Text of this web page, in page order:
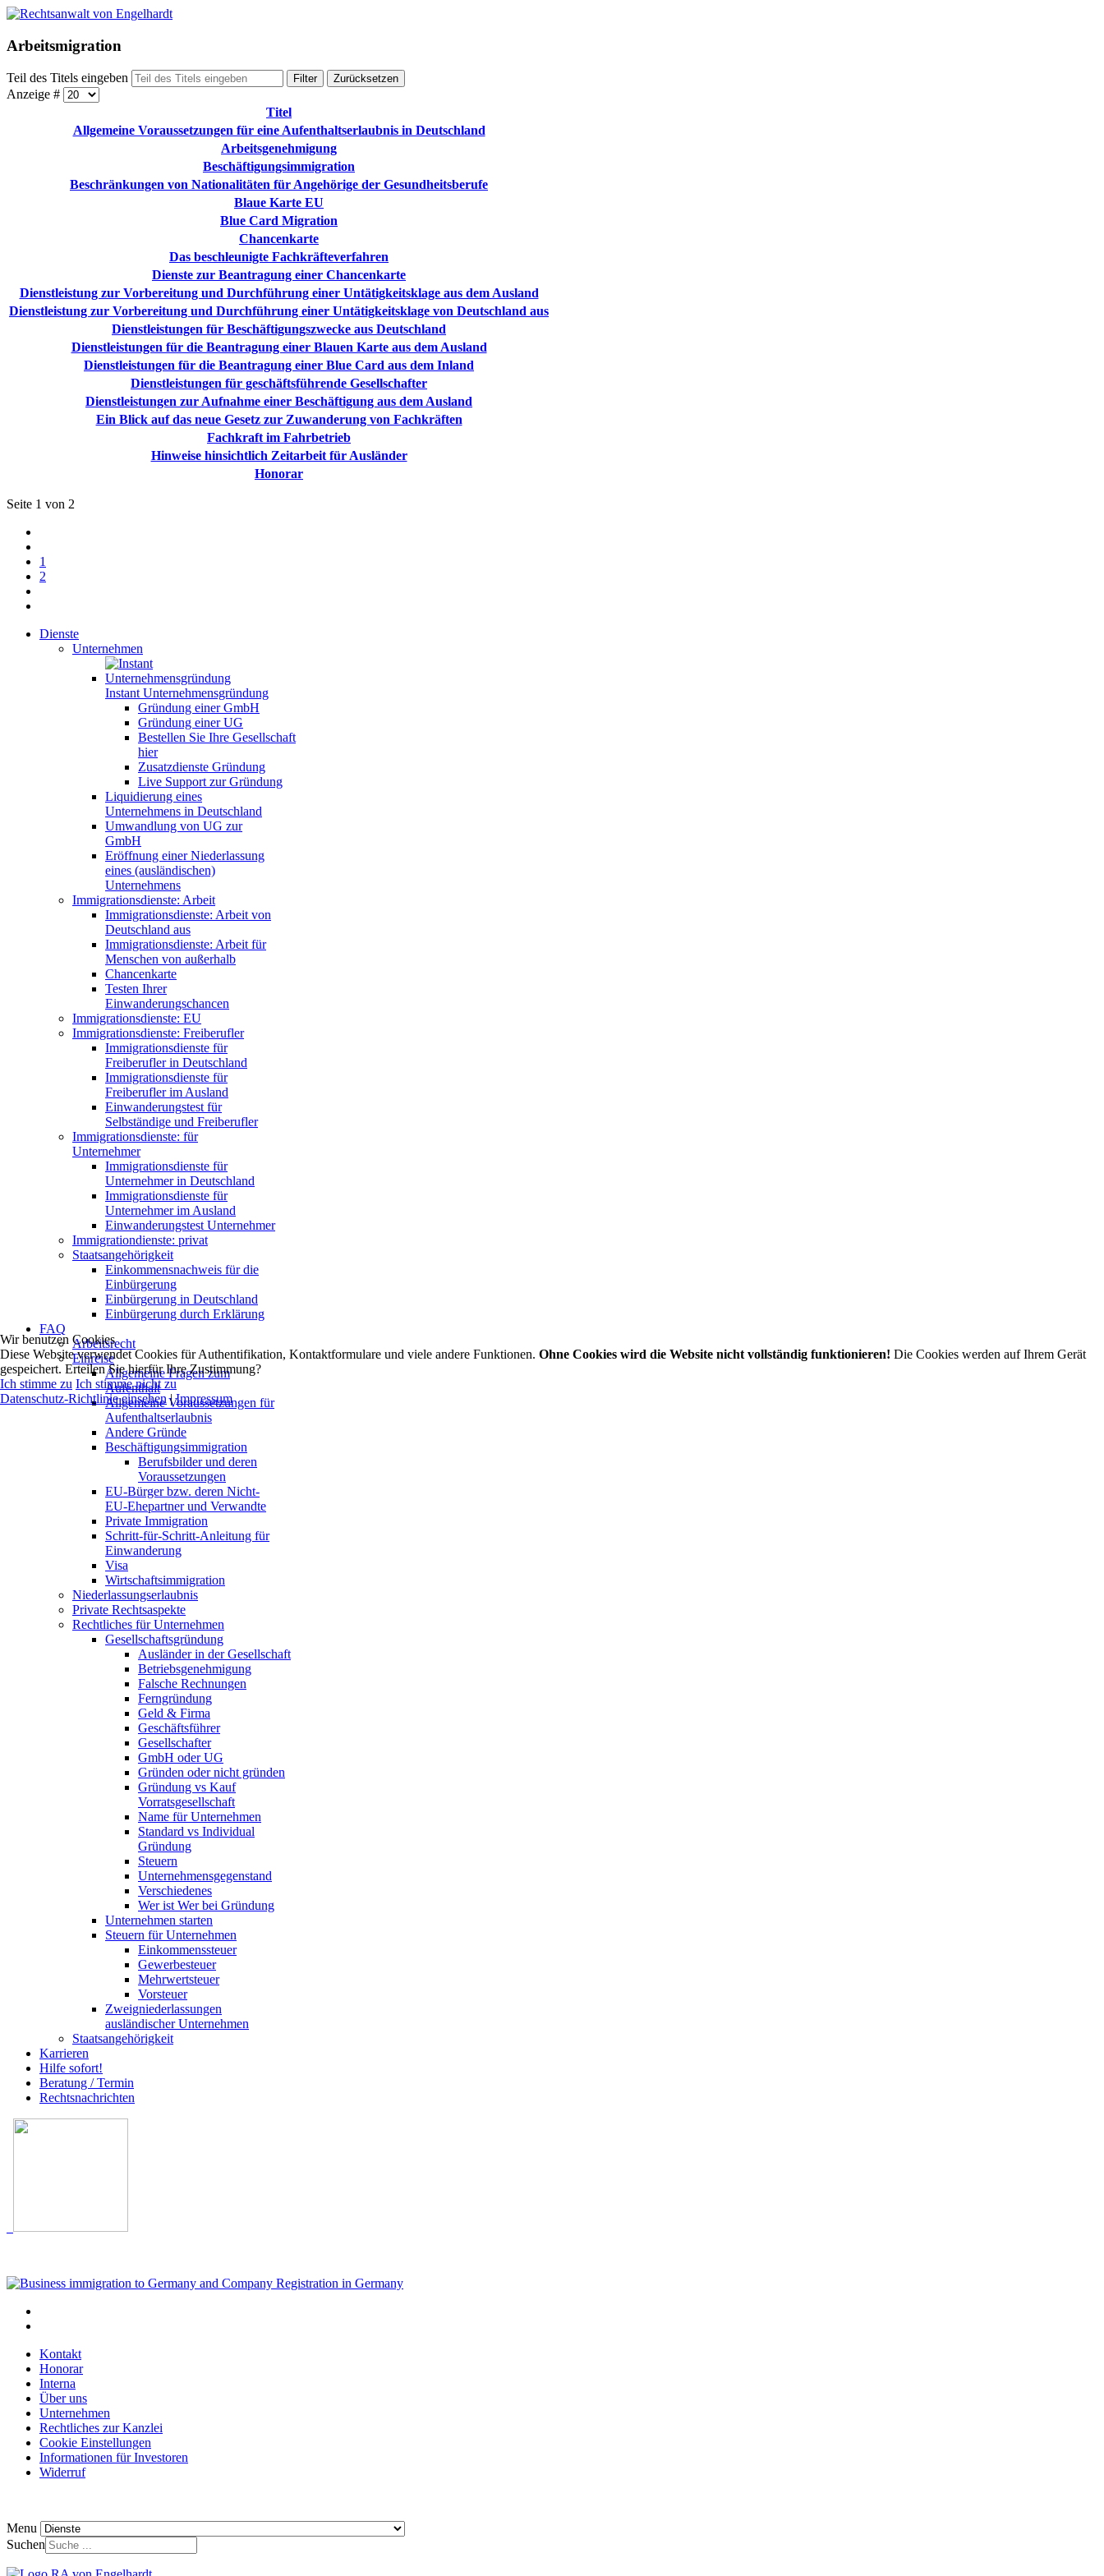
Arbeitsmigration
Teil des Titels eingeben Filter Zurücksetzen
Anzeige #
Titel
Allgemeine Voraussetzungen für eine Aufenthaltserlaubnis in Deutschland
Arbeitsgenehmigung
Beschäftigungsimmigration
Beschränkungen von Nationalitäten für Angehörige der Gesundheitsberufe
Blaue Karte EU
Blue Card Migration
Chancenkarte
Das beschleunigte Fachkräfteverfahren
Dienste zur Beantragung einer Chancenkarte
Dienstleistung zur Vorbereitung und Durchführung einer Untätigkeitsklage aus dem Ausland
Dienstleistung zur Vorbereitung und Durchführung einer Untätigkeitsklage von Deutschland aus
Dienstleistungen für Beschäftigungszwecke aus Deutschland
Dienstleistungen für die Beantragung einer Blauen Karte aus dem Ausland
Dienstleistungen für die Beantragung einer Blue Card aus dem Inland
Dienstleistungen für geschäftsführende Gesellschafter
Dienstleistungen zur Aufnahme einer Beschäftigung aus dem Ausland
Ein Blick auf das neue Gesetz zur Zuwanderung von Fachkräften
Fachkraft im Fahrbetrieb
Hinweise hinsichtlich Zeitarbeit für Ausländer
Honorar
Seite 1 von 2
1
2
Dienste
Unternehmen
Instant Unternehmensgründung
Gründung einer GmbH
Gründung einer UG
Bestellen Sie Ihre Gesellschaft
hier
Zusatzdienste Gründung
Live Support zur Gründung
Liquidierung eines
Unternehmens in Deutschland
Umwandlung von UG zur
GmbH
Eröffnung einer Niederlassung
eines (ausländischen)
Unternehmens
Immigrationsdienste: Arbeit
Immigrationsdienste: Arbeit von
Deutschland aus
Immigrationsdienste: Arbeit für
Menschen von außerhalb
Chancenkarte
Testen Ihrer
Einwanderungschancen
Immigrationsdienste: EU
Immigrationsdienste: Freiberufler
Immigrationsdienste für
Freiberufler in Deutschland
Immigrationsdienste für
Freiberufler im Ausland
Einwanderungstest für
Selbständige und Freiberufler
Immigrationsdienste: für
Unternehmer
Immigrationsdienste für
Unternehmer in Deutschland
Immigrationsdienste für
Unternehmer im Ausland
Einwanderungstest Unternehmer
Immigrationdienste: privat
Staatsangehörigkeit
Einkommensnachweis für die
Einbürgerung
Einbürgerung in Deutschland
Einbürgerung durch Erklärung
FAQ
Arbeitsrecht
Einreise
Allgemeine Fragen zum
Aufenthalt
Allgemeine Voraussetzungen für
Aufenthaltserlaubnis
Andere Gründe
Beschäftigungsimmigration
Berufsbilder und deren
Voraussetzungen
EU-Bürger bzw. deren Nicht-
EU-Ehepartner und Verwandte
Private Immigration
Schritt-für-Schritt-Anleitung für
Einwanderung
Visa
Wirtschaftsimmigration
Niederlassungserlaubnis
Private Rechtsaspekte
Rechtliches für Unternehmen
Gesellschaftsgründung
Ausländer in der Gesellschaft
Betriebsgenehmigung
Falsche Rechnungen
Ferngründung
Geld & Firma
Geschäftsführer
Gesellschafter
GmbH oder UG
Gründen oder nicht gründen
Gründung vs Kauf
Vorratsgesellschaft
Name für Unternehmen
Standard vs Individual
Gründung
Steuern
Unternehmensgegenstand
Verschiedenes
Wer ist Wer bei Gründung
Unternehmen starten
Steuern für Unternehmen
Einkommenssteuer
Gewerbesteuer
Mehrwertsteuer
Vorsteuer
Zweigniederlassungen
ausländischer Unternehmen
Staatsangehörigkeit
Karrieren
Hilfe sofort!
Beratung / Termin
Rechtsnachrichten
Kontakt
Honorar
Interna
Über uns
Unternehmen
Rechtliches zur Kanzlei
Cookie Einstellungen
Informationen für Investoren
Widerruf
Menu
Suchen
Wir benutzen Cookies
Diese Website verwendet Cookies für Authentifikation, Kontaktformulare und viele andere Funktionen. Ohne Cookies wird die Website nicht vollständig funktionieren! Die Cookies werden auf Ihrem Gerät
gespeichert. Erteilen Sie hierfür Ihre Zustimmung?
Ich stimme zu Ich stimme nicht zu
Datenschutz-Richtlinie einsehen|Impressum